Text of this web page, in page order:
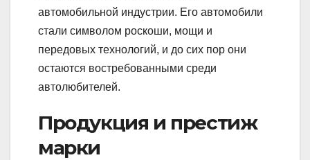
автомобильной индустрии. Его автомобили
стали символом роскоши, мощи и
передовых технологий, и до сих пор они
остаются востребованными среди
автолюбителей.
Продукция и престиж
марки